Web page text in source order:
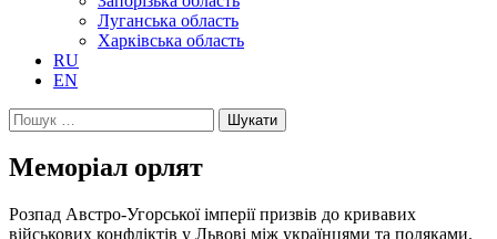
Луганська область
Харківська область
RU
EN
Пошук:
Меморіал орлят
Розпад Австро-Угорської імперії призвів до кривавих
військових конфліктів у Львові між українцями та поляками.